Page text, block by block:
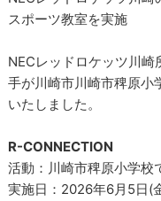
スポーツ教室を実施
NECレッドロケッツ川
手が川崎市川崎市稗原小
いたしました。
R-CONNECTION
活動：川崎市稗原小学校
実施日：2026年6月5日(